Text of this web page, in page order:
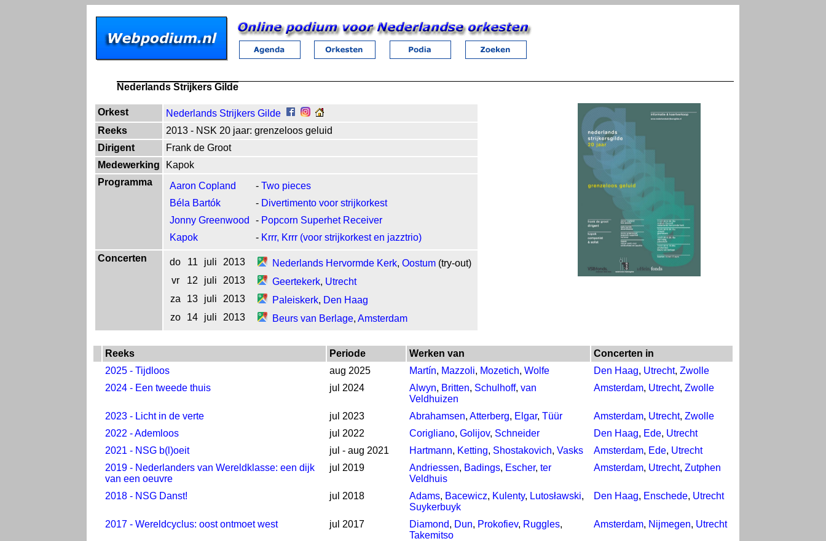
Nederlands Strijkers Gilde
Orkest
Nederlands Strijkers Gilde
Reeks
2013 - NSK 20 jaar: grenzeloos geluid
Dirigent
Frank de Groot
Medewerking
Kapok
Programma
Aaron Copland - Two pieces
Béla Bartók
- Divertimento voor strijkorkest
Jonny Greenwood
- Popcorn Superhet Receiver
Kapok
- Krrr, Krrr (voor strijkorkest en jazztrio)
Concerten
do 11 juli 2013 Nederlands Hervormde Kerk, Oostum (try-out)
vr
12 juli 2013 Geertekerk, Utrecht
za
13 juli 2013 Paleiskerk, Den Haag
zo
14 juli 2013 Beurs van Berlage, Amsterdam
Reeks Periode Werken van
Concerten in
2025 - Tijdloos
aug 2025 Martín, Mazzoli, Mozetich, Wolfe Den Haag, Utrecht, Zwolle
2024 - Een tweede thuis
jul 2024 Alwyn, Britten, Schulhoff, van
Veldhuizen
Amsterdam, Utrecht, Zwolle
2023 - Licht in de verte jul 2023 Abrahamsen, Atterberg, Elgar, Tüür Amsterdam, Utrecht, Zwolle
2022 - Ademloos
jul 2022 Corigliano, Golijov, Schneider Den Haag, Ede, Utrecht
2021 - NSG b(l)oeit
jul - aug 2021 Hartmann, Ketting, Shostakovich, Vasks Amsterdam, Ede, Utrecht
2019 - Nederlanders van Wereldklasse: een dijk
van een oeuvre
jul 2019 Andriessen, Badings, Escher, ter
Veldhuis
Amsterdam, Utrecht, Zutphen
2018 - NSG Danst! jul 2018 Adams, Bacewicz, Kulenty, Lutosławski,
Suykerbuyk
Den Haag, Enschede, Utrecht
2017 - Wereldcyclus: oost ontmoet west jul 2017 Diamond, Dun, Prokofiev, Ruggles,
Takemitso
Amsterdam, Nijmegen, Utrecht